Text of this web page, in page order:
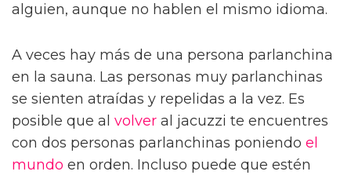
alguien, aunque no hablen el mismo idioma.
A veces hay más de una persona parlanchina
en la sauna. Las personas muy parlanchinas
se sienten atraídas y repelidas a la vez. Es
posible que al volver al jacuzzi te encuentres
con dos personas parlanchinas poniendo el
mundo en orden. Incluso puede que estén